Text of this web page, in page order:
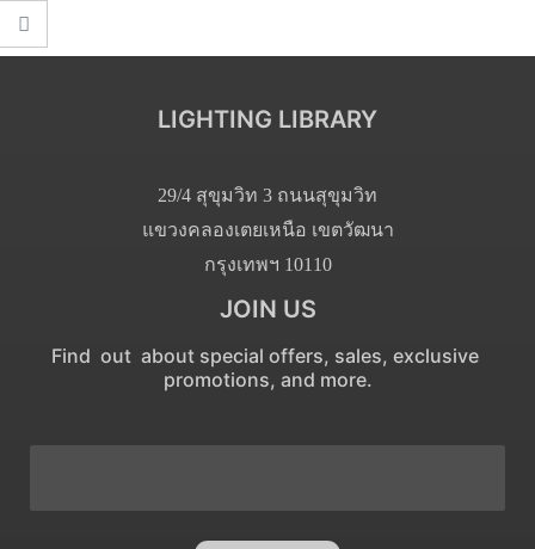
LIGHTING LIBRARY
29/4 สุขุมวิท 3 ถนนสุขุมวิท
แขวงคลองเตยเหนือ เขตวัฒนา
กรุงเทพฯ 10110
JOIN US
Find out about special offers, sales, exclusive
promotions, and more.